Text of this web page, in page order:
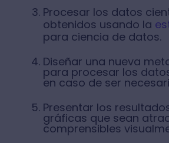
Procesar los datos
obtenidos usando la
para ciencia de datos.
Diseñar una nueva
para procesar los
en caso de ser
Presentar los
gráficas que sean
comprensibles